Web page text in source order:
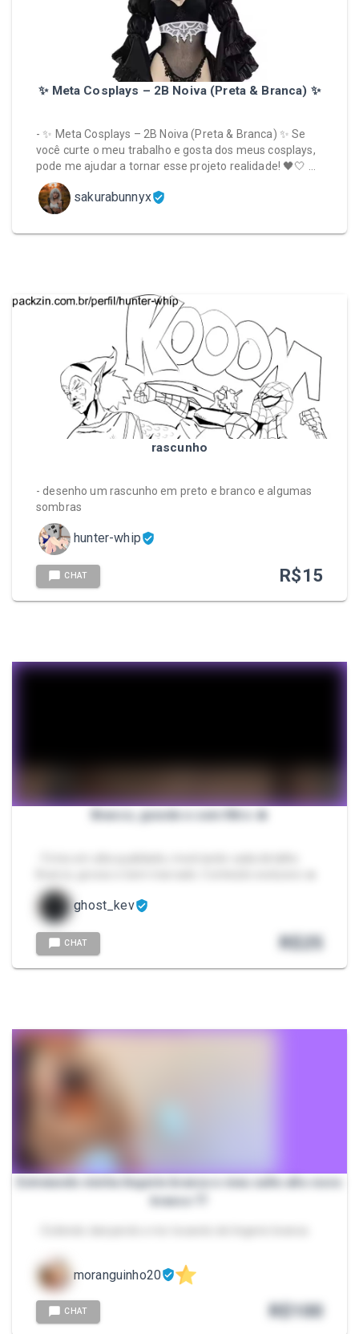
✨ Meta Cosplays – 2B Noiva (Preta & Branca) ✨
- ✨ Meta Cosplays – 2B Noiva (Preta & Branca) ✨ Se
você curte o meu trabalho e gosta dos meus cosplays,
pode me ajudar a tornar esse projeto realidade! 🖤🤍 …
sakurabunnyx
rascunho
- desenho um rascunho em preto e branco e algumas
sombras
hunter-whip
CHAT R$15
Branco, grande e sem filtro 🔥
ghost_kev
CHAT R$25
Estreiando minha lingerie branca e meu salto alto novo
branco 🤍
moranguinho20
CHAT R$100